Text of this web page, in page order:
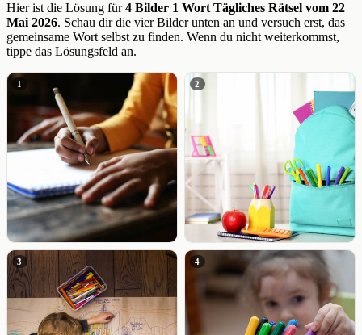
Hier ist die Lösung für4 Bilder 1 Wort Tägliches Rätsel vom 22
Mai 2026. Schau dir die vier Bilder unten an und versuch erst, das
gemeinsame Wort selbst zu finden. Wenn du nicht weiterkommst,
tippe das Lösungsfeld an.
1 2
3 4